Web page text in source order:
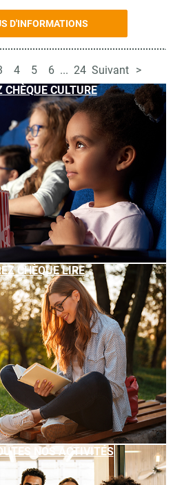
D'INFORMATIONS
4 5 6 ... 24 Suivant
CHÈQUE CULTURE
CHÈQUE LIRE
NOS ACTIVITÉS